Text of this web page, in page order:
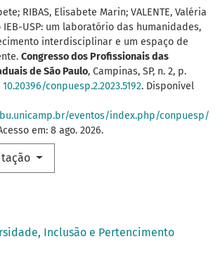
Inclusão e Pertencimento
RIBAS, Elisabete Marin; VALENTE, Valéria
USP: um laboratório das humanidades,
interdisciplinar e um espaço de
Congresso dos Profissionais das
de São Paulo, Campinas, SP, n. 2, p.
10.20396/conpuesp.2.2023.5192. Disponível
eventos/index.php/conpuesp/
em: 8 ago. 2026.